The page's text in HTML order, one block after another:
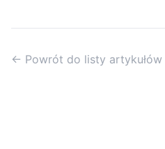
← Powrót do listy artykułów